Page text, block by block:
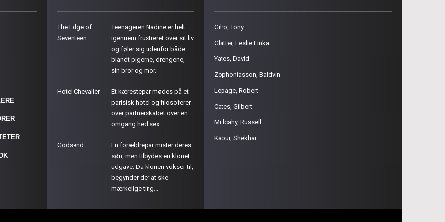
The Edge of
Seventeen
Teenageren Nadine er helt
igennem frustreret over sit liv
og føler sig udenfor både
blandt pigerne, drengene,
sin bror og mor.
Hotel Chevalier
Et kærestepar mødes på et
parisisk hotel og filosoferer
over partnerskabet over en
omgang hed sex.
Godsend
En forældrepar mister deres
søn, men tilbydes en klonet
udgave. Da klonen vokser til,
begynder der at ske
mærkelige ting...
Gilro, Tony
Glatter, Leslie Linka
Yates, David
Zophoníasson, Baldvin
Lepage, Robert
Cates, Gilbert
Mulcahy, Russell
Kapur, Shekhar